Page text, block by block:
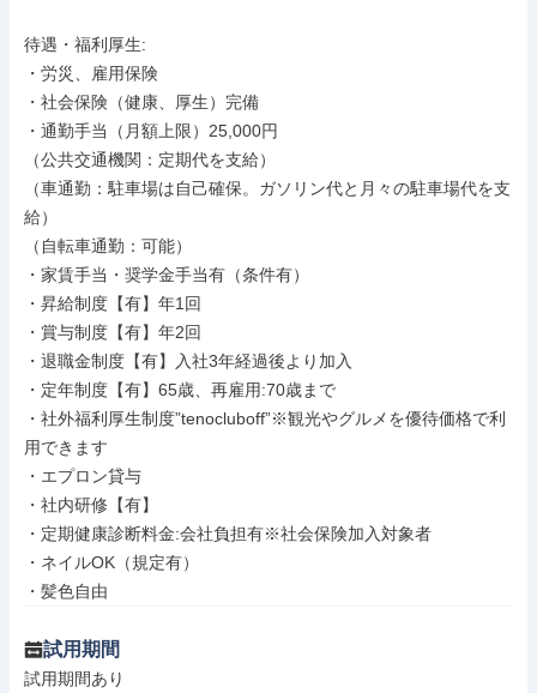
待遇・福利厚生:
・労災、雇用保険
・社会保険（健康、厚生）完備
・通勤手当（月額上限）25,000円
（公共交通機関：定期代を支給）
（車通勤：駐車場は自己確保。ガソリン代と月々の駐車場代を支
給）
（自転車通勤：可能）
・家賃手当・奨学金手当有（条件有）
・昇給制度【有】年1回
・賞与制度【有】年2回
・退職金制度【有】入社3年経過後より加入
・定年制度【有】65歳、再雇用:70歳まで
・社外福利厚生制度”tenocluboff”※観光やグルメを優待価格で利
用できます
・エプロン貸与
・社内研修【有】
・定期健康診断料金:会社負担有※社会保険加入対象者
・ネイルOK（規定有）
・髪色自由
試用期間
試用期間あり